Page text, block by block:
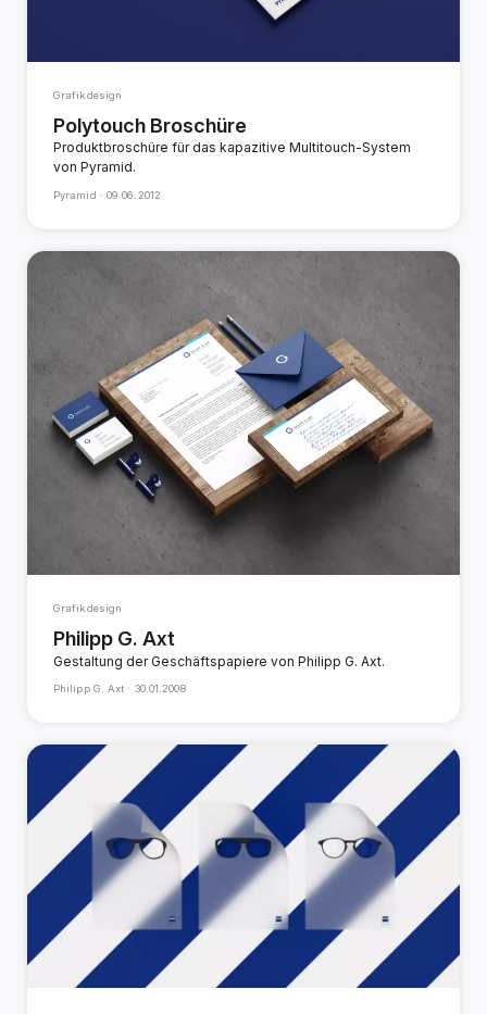
Grafikdesign
Polytouch Broschüre
Produktbroschüre für das kapazitive Multitouch-System
von Pyramid.
Pyramid · 09.06.2012
Grafikdesign
Philipp G. Axt
Gestaltung der Geschäftspapiere von Philipp G. Axt.
Philipp G. Axt · 30.01.2008